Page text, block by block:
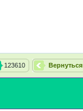
Вернуться
123610